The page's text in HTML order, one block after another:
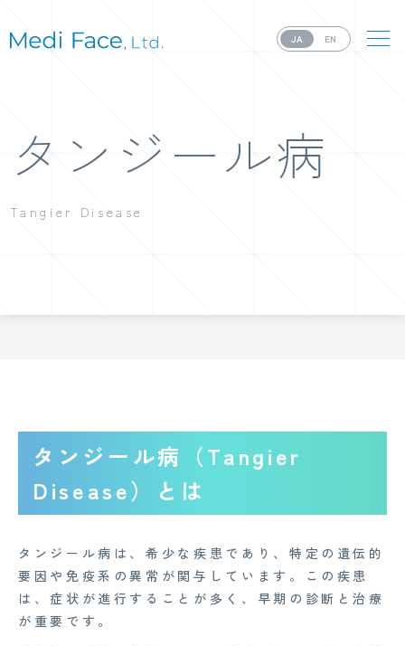
タンジール病
Tangier Disease
タンジール病（Tangier
Disease）とは
タンジール病は、希少な疾患であり、特定の遺伝的
要因や免疫系の異常が関与しています。この疾患
は、症状が進行することが多く、早期の診断と治療
が重要です。
JA EN